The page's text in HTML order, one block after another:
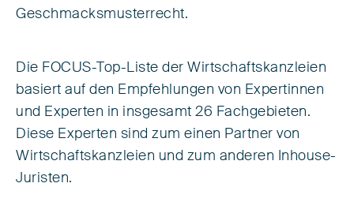
Geschmacksmusterrecht.
Die FOCUS-Top-Liste der Wirtschaftskanzleien
basiert auf den Empfehlungen von Expertinnen
und Experten in insgesamt 26 Fachgebieten.
Diese Experten sind zum einen Partner von
Wirtschaftskanzleien und zum anderen Inhouse-
Juristen.